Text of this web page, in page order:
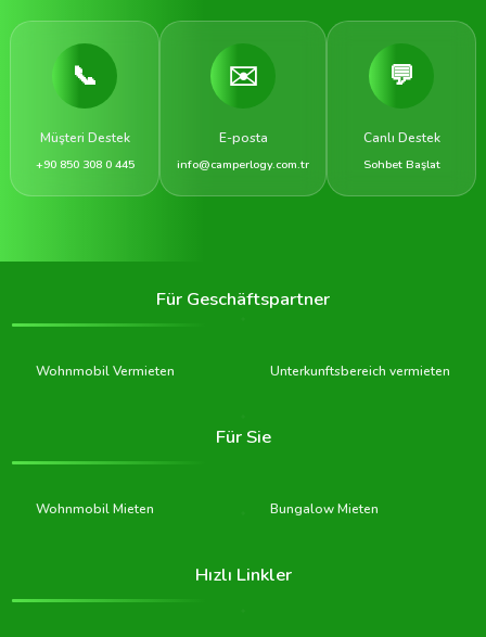
📞
Müşteri Destek
+90 850 308 0 445
✉️
E-posta
info@camperlogy.com.tr
💬
Canlı Destek
Sohbet Başlat
Für Geschäftspartner
Wohnmobil Vermieten Unterkunftsbereich vermieten
Für Sie
Wohnmobil Mieten Bungalow Mieten
Hızlı Linkler